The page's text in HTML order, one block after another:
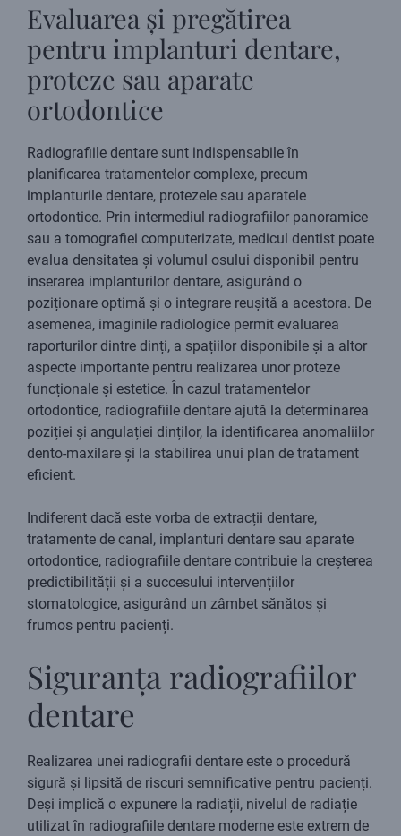
Evaluarea și pregătirea
pentru implanturi dentare,
proteze sau aparate
ortodontice
Radiografiile dentare sunt indispensabile în
planificarea tratamentelor complexe, precum
implanturile dentare, protezele sau aparatele
ortodontice. Prin intermediul radiografiilor panoramice
sau a tomografiei computerizate, medicul dentist poate
evalua densitatea și volumul osului disponibil pentru
inserarea implanturilor dentare, asigurând o
poziționare optimă și o integrare reușită a acestora. De
asemenea, imaginile radiologice permit evaluarea
raporturilor dintre dinți, a spațiilor disponibile și a altor
aspecte importante pentru realizarea unor proteze
funcționale și estetice. În cazul tratamentelor
ortodontice, radiografiile dentare ajută la determinarea
poziției și angulației dinților, la identificarea anomaliilor
dento-maxilare și la stabilirea unui plan de tratament
eficient.
Indiferent dacă este vorba de extracții dentare,
tratamente de canal, implanturi dentare sau aparate
ortodontice, radiografiile dentare contribuie la creșterea
predictibilității și a succesului intervențiilor
stomatologice, asigurând un zâmbet sănătos și
frumos pentru pacienți.
Siguranța radiografiilor
dentare
Realizarea unei radiografii dentare este o procedură
sigură și lipsită de riscuri semnificative pentru pacienți.
Deși implică o expunere la radiații, nivelul de radiație
utilizat în radiografiile dentare moderne este extrem de